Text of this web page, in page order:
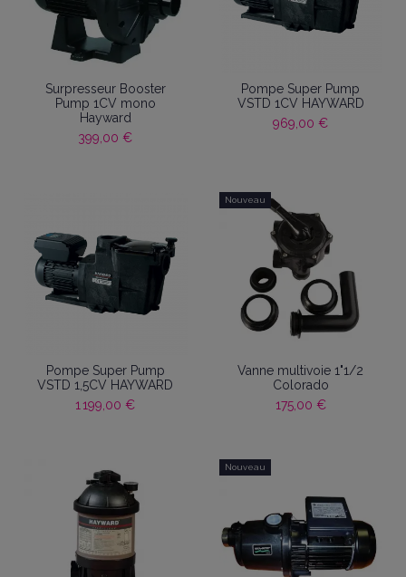
Surpresseur Booster
Pump 1CV mono
Hayward
399,00 €
Pompe Super Pump
VSTD 1CV HAYWARD
969,00 €
Pompe Super Pump
VSTD 1,5CV HAYWARD
1 199,00 €
Nouveau
Vanne multivoie 1"1/2
Colorado
175,00 €
Nouveau